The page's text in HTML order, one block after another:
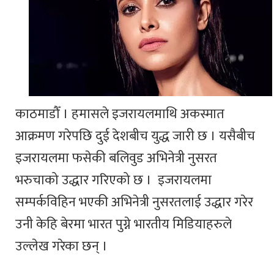
काठमाडौँ । हमासले इजरायलमाथि अकस्मात
आक्रमण गरेपछि दुई देशबीच युद्ध जारी छ । यसैबीच
इजरायलमा फसेकी बलिवुड अभिनेत्री नुसरत
भरुचाको उद्धार गरिएको छ । इजरायलमा
सम्पर्कविहिन भएकी अभिनेत्री नुसरतलाई उद्धार गरेर
उनी केहि बेरमा भारत पुग्ने भारतीय मिडियाहरुले
उल्लेख गरेका छन् ।